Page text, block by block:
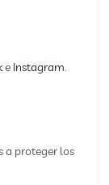
e Instagram.
a proteger los